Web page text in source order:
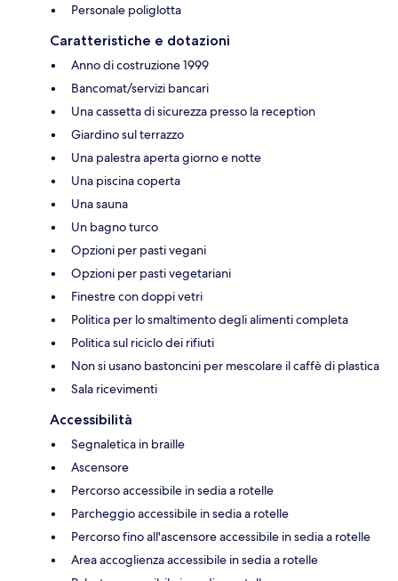
Personale poliglotta
Caratteristiche e dotazioni
Anno di costruzione 1999
Bancomat/servizi bancari
Una cassetta di sicurezza presso la reception
Giardino sul terrazzo
Una palestra aperta giorno e notte
Una piscina coperta
Una sauna
Un bagno turco
Opzioni per pasti vegani
Opzioni per pasti vegetariani
Finestre con doppi vetri
Politica per lo smaltimento degli alimenti completa
Politica sul riciclo dei rifiuti
Non si usano bastoncini per mescolare il caffè di plastica
Sala ricevimenti
Accessibilità
Segnaletica in braille
Ascensore
Percorso accessibile in sedia a rotelle
Parcheggio accessibile in sedia a rotelle
Percorso fino all'ascensore accessibile in sedia a rotelle
Area accoglienza accessibile in sedia a rotelle